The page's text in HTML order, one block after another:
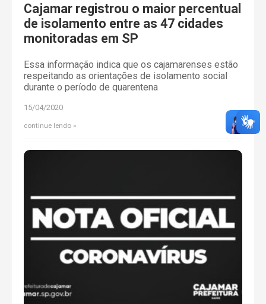
Cajamar registrou o maior percentual
de isolamento entre as 47 cidades
monitoradas em SP
Essa informação indica que os cajamarenses estão
respeitando as orientações de isolamento social
durante o período de quarentena
15/04/2020
continue lendo